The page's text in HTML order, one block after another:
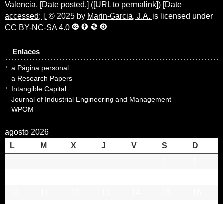
Valencia. [Date posted.] ([URL to permalink]) [Date
accessed; ]. © 2025 by Marin-Garcia, J.A. is licensed under
CC BY-NC-SA 4.0
Enlaces
a Página personal
a Research Papers
Intangible Capital
Journal of Industrial Engineering and Management
WPOM
agosto 2026
L
M X J V S
D